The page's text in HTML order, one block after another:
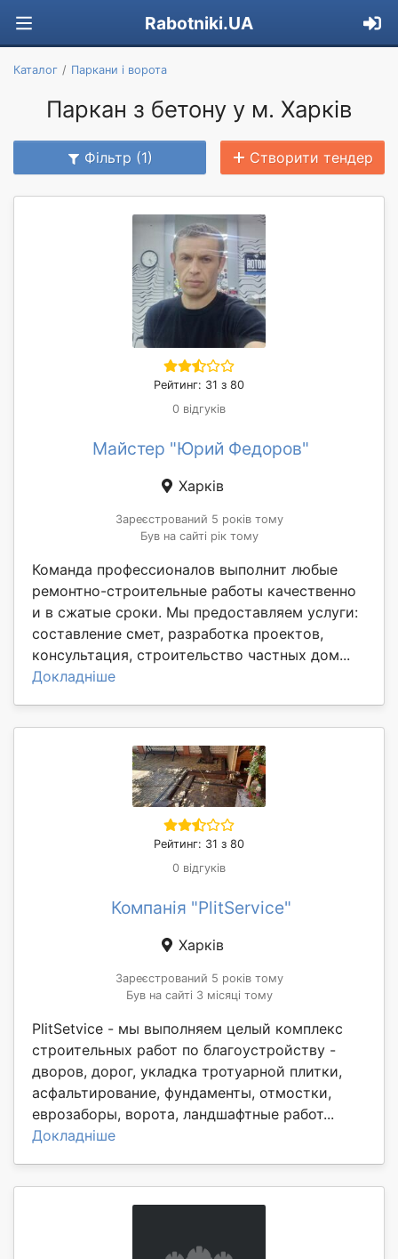
Rabotniki.UA
Каталог Паркани і ворота
Паркан з бетону у м. Харків
Фільтр (1) Створити тендер
Рейтинг: 31 з 80
0 відгуків
Майстер "Юрий Федоров"
Харків
Зареєстрований 5 років тому
Був на сайті рік тому
Команда профессионалов выполнит любые
ремонтно-строительные работы качественно
и в сжатые сроки. Мы предоставляем услуги:
составление смет, разработка проектов,
консультация, строительство частных дом...
Докладніше
Рейтинг: 31 з 80
0 відгуків
Компанія "PlitService"
Харків
Зареєстрований 5 років тому
Був на сайті 3 місяці тому
PlitSetvice - мы выполняем целый комплекс
строительных работ по благоустройству -
дворов, дорог, укладка тротуарной плитки,
асфальтирование, фундаменты, отмостки,
еврозаборы, ворота, ландшафтные работ...
Докладніше